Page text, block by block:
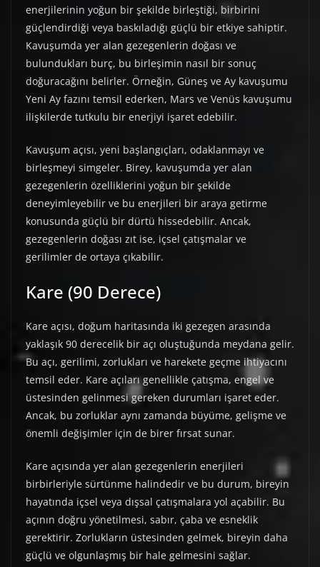
enerjilerinin yoğun bir şekilde birleştiği, birbirini
güçlendirdiği veya baskıladığı güçlü bir etkiye sahiptir.
Kavuşumda yer alan gezegenlerin doğası ve
bulundukları burç, bu birleşimin nasıl bir sonuç
doğuracağını belirler. Örneğin, Güneş ve Ay kavuşumu
Yeni Ay fazını temsil ederken, Mars ve Venüs kavuşumu
ilişkilerde tutkulu bir enerjiyi işaret edebilir.
Kavuşum açısı, yeni başlangıçları, odaklanmayı ve
birleşmeyi simgeler. Birey, kavuşumda yer alan
gezegenlerin özelliklerini yoğun bir şekilde
deneyimleyebilir ve bu enerjileri bir araya getirme
konusunda güçlü bir dürtü hissedebilir. Ancak,
gezegenlerin doğası zıt ise, içsel çatışmalar ve
gerilimler de ortaya çıkabilir.
Kare (90 Derece)
Kare açısı, doğum haritasında iki gezegen arasında
yaklaşık 90 derecelik bir açı oluştuğunda meydana gelir.
Bu açı, gerilimi, zorlukları ve harekete geçme ihtiyacını
temsil eder. Kare açıları genellikle çatışma, engel ve
üstesinden gelinmesi gereken durumları işaret eder.
Ancak, bu zorluklar aynı zamanda büyüme, gelişme ve
önemli değişimler için de birer fırsat sunar.
Kare açısında yer alan gezegenlerin enerjileri
birbirleriyle sürtünme halindedir ve bu durum, bireyin
hayatında içsel veya dışsal çatışmalara yol açabilir. Bu
açının doğru yönetilmesi, sabır, çaba ve esneklik
gerektirir. Zorlukların üstesinden gelmek, bireyin daha
güçlü ve olgunlaşmış bir hale gelmesini sağlar.